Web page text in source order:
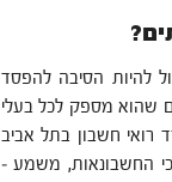
להיות הסיבה להפסד
שהוא מספק לכל בעלי
רואי חשבון בתל אביב
החשבונאות, משמע –